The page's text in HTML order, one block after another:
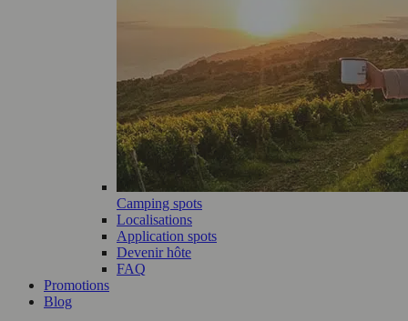
Camping spots
Localisations
Application spots
Devenir hôte
FAQ
Promotions
Blog